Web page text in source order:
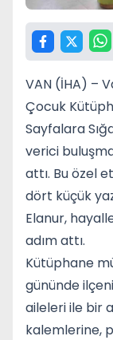
VAN (İHA) –
Çocuk
Sayfalara
verici
attı. Bu özel
dört küçük
Elanur,
adım attı.
Kütüphane
gününde
aileleri ile bir
kalemlerine,